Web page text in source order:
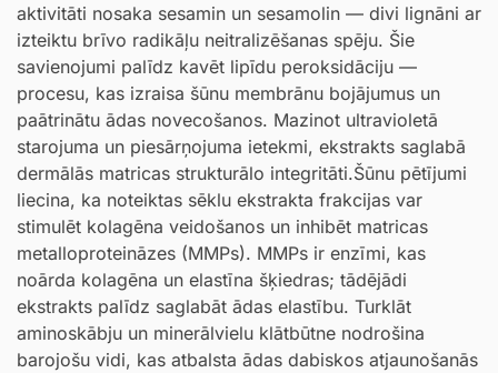
aktivitāti nosaka sesamin un sesamolin — divi lignāni ar
izteiktu brīvo radikāļu neitralizēšanas spēju. Šie
savienojumi palīdz kavēt lipīdu peroksidāciju —
procesu, kas izraisa šūnu membrānu bojājumus un
paātrinātu ādas novecošanos. Mazinot ultravioletā
starojuma un piesārņojuma ietekmi, ekstrakts saglabā
dermālās matricas strukturālo integritāti.Šūnu pētījumi
liecina, ka noteiktas sēklu ekstrakta frakcijas var
stimulēt kolagēna veidošanos un inhibēt matricas
metalloproteināzes (MMPs). MMPs ir enzīmi, kas
noārda kolagēna un elastīna šķiedras; tādējādi
ekstrakts palīdz saglabāt ādas elastību. Turklāt
aminoskābju un minerālvielu klātbūtne nodrošina
barojošu vidi, kas atbalsta ādas dabiskos atjaunošanās